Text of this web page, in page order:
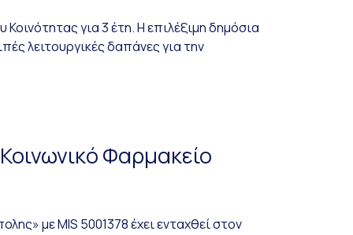
για 3 έτη. Η επιλέξιμη δημόσια
λειτουργικές δαπάνες για την
Φαρμακείο
με MIS 5001378 έχει ενταχθεί στον